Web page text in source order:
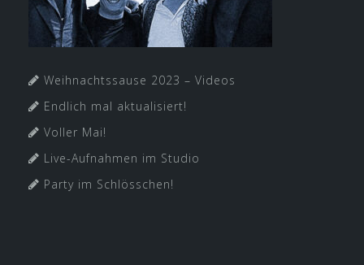
Weihnachtssause 2023 – Videos
Endlich mal aktualisiert!
Voller Mai!
Live-Aufnahmen im Studio
Party im Schlösschen!